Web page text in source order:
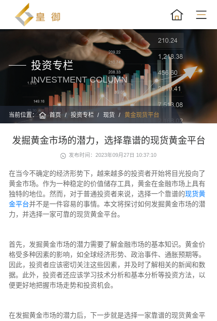
投资专栏
INVESTMENT COLUMN
当前位置： 首页 投资专栏 现货 黄金现货平台
发掘黄金市场的潜力，选择靠谱的现货黄金平台
发布时间：2023年09月27日 10:37:10
在当今不确定的经济形势下，越来越多的投资者开始将目光投向了
黄金市场。作为一种稳定的价值储存工具，黄金在金融市场上具有
独特的地位。然而，对于普通投资者来说，选择一个靠谱的现货黄
金平台并不是一件容易的事情。本文将探讨如何发掘黄金市场的潜
力，并选择一家可靠的现货黄金平台。
首先，发掘黄金市场的潜力需要了解金融市场的基本知识。黄金价
格受多种因素的影响，如全球经济形势、政治事件、通胀预期等。
因此，投资者应该密切关注这些因素，并及时了解相关的新闻和数
据。此外，投资者还应该学习技术分析和基本分析等投资方法，以
便更好地把握市场走势和投资机会。
在发掘黄金市场的潜力后，下一步就是选择一家靠谱的现货黄金平